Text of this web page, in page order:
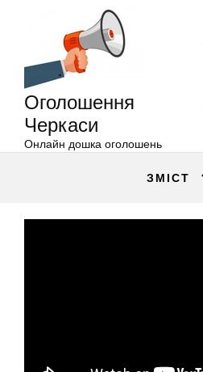
Оголошення
Черкаси
Онлайн дошка оголошень
ЗМІСТ